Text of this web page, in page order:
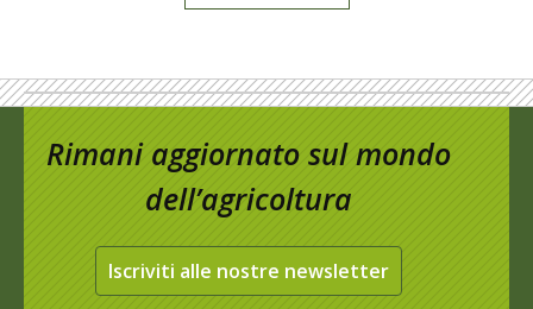
Rimani aggiornato sul mondo
dell’agricoltura
Iscriviti alle nostre newsletter